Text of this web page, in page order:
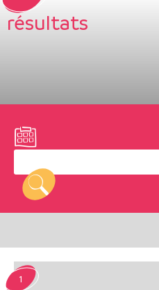
résultats
1